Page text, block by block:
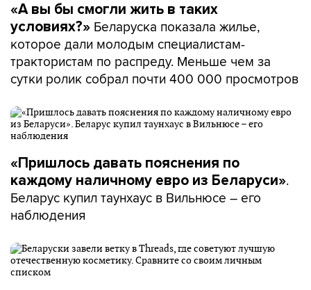
«А вы бы смогли жить в таких
условиях?» Беларуска показала жилье,
которое дали молодым специалистам-
трактористам по распреду. Меньше чем за
сутки ролик собрал почти 400 000 просмотров
«Пришлось давать пояснения по
каждому наличному евро из Беларуси».
Беларус купил таунхаус в Вильнюсе – его
наблюдения